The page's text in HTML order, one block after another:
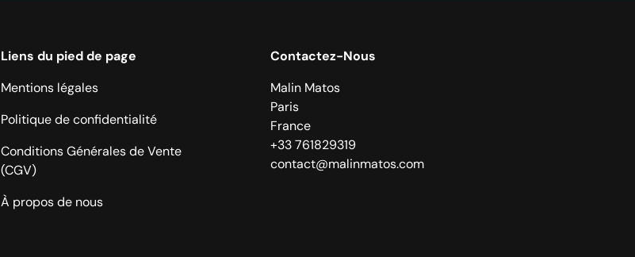
Liens du pied de page
Mentions légales
Politique de confidentialité
Conditions Générales de Vente
(CGV)
À propos de nous
Contactez-Nous
Malin Matos
Paris
France
+33 761829319
contact@malinmatos.com